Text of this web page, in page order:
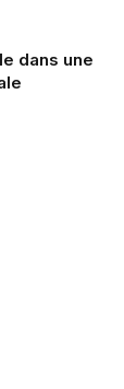
dans une